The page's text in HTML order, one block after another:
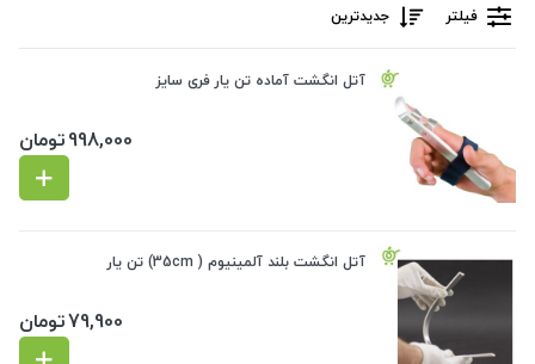
فیلتر جدیدترین
آتل انگشت آماده تن یار فری سایز
998,000تومان
آتل انگشت بلند آلمینیوم ( 35cm) تن یار
79,900تومان